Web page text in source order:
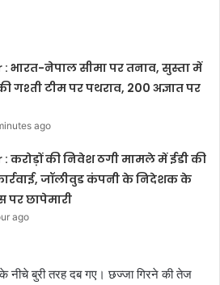
: भारत-नेपाल सीमा पर तनाव, सुस्ता में
गश्ती टीम पर पथराव, 200 अज्ञात पर
ago
: करोड़ों की निवेश ठगी मामले में ईडी की
जॉलीवुड कंपनी के निदेशक के
पर छापेमारी
ago
नीचे बुरी तरह दब गए। छज्जा गिरने की तेज